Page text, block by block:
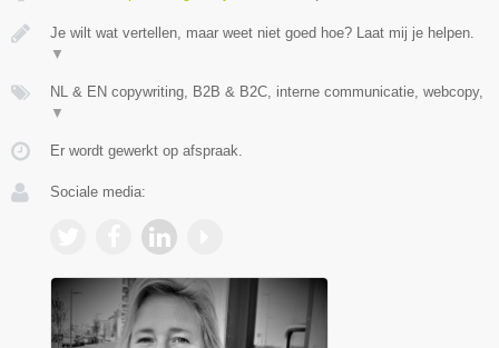
Je wilt wat vertellen, maar weet niet goed hoe? Laat mij je helpen.
▼
NL & EN copywriting, B2B & B2C, interne communicatie, webcopy,
▼
Er wordt gewerkt op afspraak.
Sociale media: